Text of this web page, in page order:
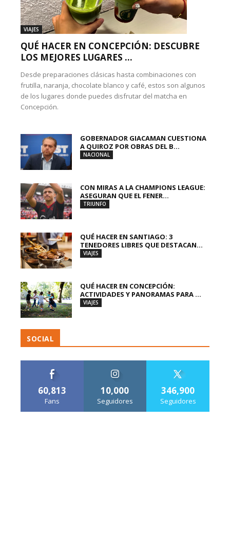
VIAJES
QUÉ HACER EN CONCEPCIÓN: DESCUBRE
LOS MEJORES LUGARES ...
Desde preparaciones clásicas hasta combinaciones con
frutilla, naranja, chocolate blanco y café, estos son algunos
de los lugares donde puedes disfrutar del matcha en
Concepción.
GOBERNADOR GIACAMAN CUESTIONA
A QUIROZ POR OBRAS DEL B...
NACIONAL
CON MIRAS A LA CHAMPIONS LEAGUE:
ASEGURAN QUE EL FENER...
TRIUNFO
QUÉ HACER EN SANTIAGO: 3
TENEDORES LIBRES QUE DESTACAN...
VIAJES
QUÉ HACER EN CONCEPCIÓN:
ACTIVIDADES Y PANORAMAS PARA ...
VIAJES
SOCIAL
60,813
Fans
10,000
Seguidores
346,900
Seguidores